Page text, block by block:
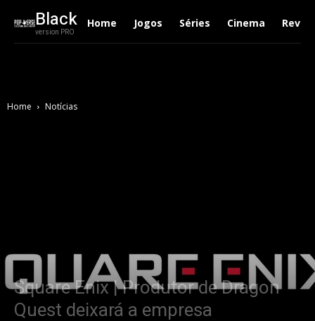
Black
version PRO
Home Jogos Séries Cinema
Home Notícias
Square Enix | Produtor de Dragon
Quest deixará a empresa